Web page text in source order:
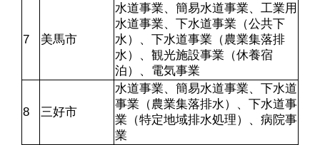
7 美馬市
水道事業、簡易水道事業、工業用
水道事業、下水道事業（公共下
水）、下水道事業（農業集落排
水）、観光施設事業（休養宿
泊）、電気事業
8 三好市
水道事業、簡易水道事業、下水道
事業（農業集落排水）、下水道事
業（特定地域排水処理）、病院事
業